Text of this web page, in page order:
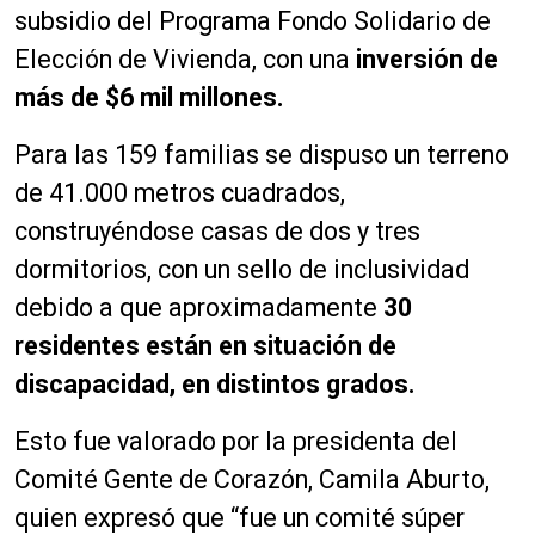
subsidio del Programa Fondo Solidario de
Elección de Vivienda, con una inversión de
más de $6 mil millones.
Para las 159 familias se dispuso un terreno
de 41.000 metros cuadrados,
construyéndose casas de dos y tres
dormitorios, con un sello de inclusividad
debido a que aproximadamente 30
residentes están en situación de
discapacidad, en distintos grados.
Esto fue valorado por la presidenta del
Comité Gente de Corazón, Camila Aburto,
quien expresó que “fue un comité súper